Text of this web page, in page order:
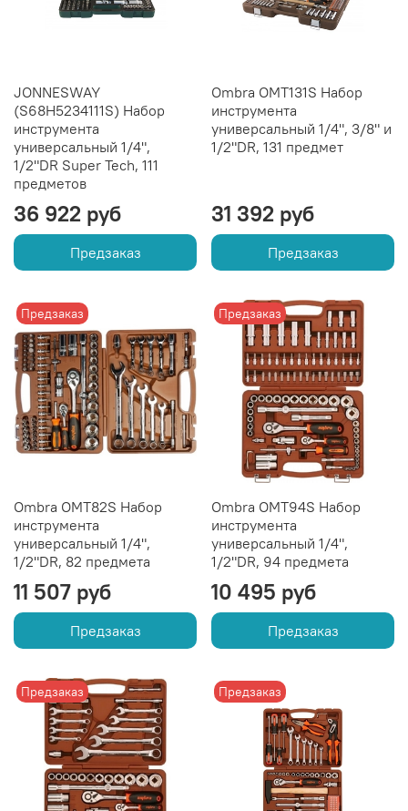
JONNESWAY
(S68H5234111S) Набор
инструмента
универсальный 1/4",
1/2"DR Super Tech, 111
предметов
36 922 руб
Предзаказ
Ombra OMT131S Набор
инструмента
универсальный 1/4", 3/8" и
1/2"DR, 131 предмет
31 392 руб
Предзаказ
Предзаказ
Ombra OMT82S Набор
инструмента
универсальный 1/4",
1/2"DR, 82 предмета
11 507 руб
Предзаказ
Предзаказ
Ombra OMT94S Набор
инструмента
универсальный 1/4",
1/2"DR, 94 предмета
10 495 руб
Предзаказ
Предзаказ Предзаказ